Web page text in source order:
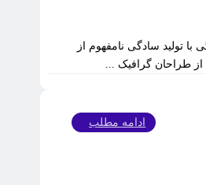
تولید سادگی نامفهوم از
طراحان گرافیک ...
ادامه مطلب